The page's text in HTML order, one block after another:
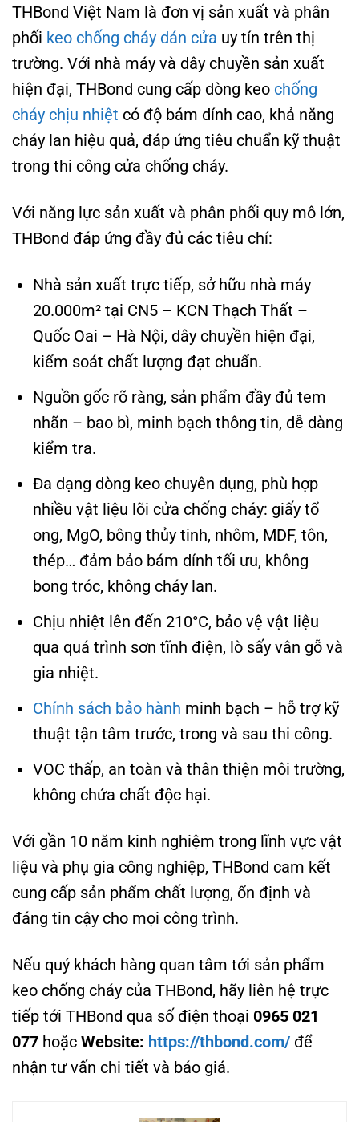
THBond Việt Nam là đơn vị sản xuất và phân
phối keo chống cháy dán cửa uy tín trên thị
trường. Với nhà máy và dây chuyền sản xuất
hiện đại, THBond cung cấp dòng keo chống
cháy chịu nhiệt có độ bám dính cao, khả năng
cháy lan hiệu quả, đáp ứng tiêu chuẩn kỹ thuật
trong thi công cửa chống cháy.
Với năng lực sản xuất và phân phối quy mô lớn,
THBond đáp ứng đầy đủ các tiêu chí:
Nhà sản xuất trực tiếp, sở hữu nhà máy
20.000m² tại CN5 – KCN Thạch Thất –
Quốc Oai – Hà Nội, dây chuyền hiện đại,
kiểm soát chất lượng đạt chuẩn.
Nguồn gốc rõ ràng, sản phẩm đầy đủ tem
nhãn – bao bì, minh bạch thông tin, dễ dàng
kiểm tra.
Đa dạng dòng keo chuyên dụng, phù hợp
nhiều vật liệu lõi cửa chống cháy: giấy tổ
ong, MgO, bông thủy tinh, nhôm, MDF, tôn,
thép… đảm bảo bám dính tối ưu, không
bong tróc, không cháy lan.
Chịu nhiệt lên đến 210°C, bảo vệ vật liệu
qua quá trình sơn tĩnh điện, lò sấy vân gỗ và
gia nhiệt.
Chính sách bảo hành minh bạch – hỗ trợ kỹ
thuật tận tâm trước, trong và sau thi công.
VOC thấp, an toàn và thân thiện môi trường,
không chứa chất độc hại.
Với gần 10 năm kinh nghiệm trong lĩnh vực vật
liệu và phụ gia công nghiệp, THBond cam kết
cung cấp sản phẩm chất lượng, ổn định và
đáng tin cậy cho mọi công trình.
Nếu quý khách hàng quan tâm tới sản phẩm
keo chống cháy của THBond, hãy liên hệ trực
tiếp tới THBond qua số điện thoại 0965 021
077 hoặc Website: https://thbond.com/ để
nhận tư vấn chi tiết và báo giá.